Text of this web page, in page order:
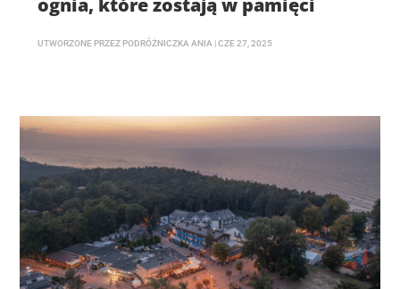
UTWORZONE PRZEZ PODRÓŻNICZKA ANIA |CZE 27, 2025